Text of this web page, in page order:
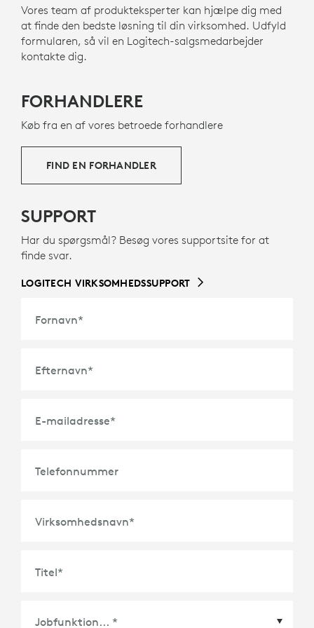
dongle frigør en værdifuld USB port.
SE KOMPATIBILITETSSIDEN FOR AT FÅ DE SENESTE
OPLYSNINGER OM INDBYGGET BLUETOOTH
Om genbrugsplast
Vores team af produkteksperter kan hjælpe dig med
at finde den bedste løsning til din virksomhed. Udfyld
formularen, så vil en Logitech-salgsmedarbejder
kontakte dig.
FORHANDLERE
Køb fra en af vores betroede forhandlere
FIND EN FORHANDLER
SUPPORT
Har du spørgsmål? Besøg vores supportsite for at
finde svar.
LOGITECH VIRKSOMHEDSSUPPORT
Fornavn*
Efternavn*
E-mailadresse*
Telefonnummer
Virksomhedsnavn*
Titel*